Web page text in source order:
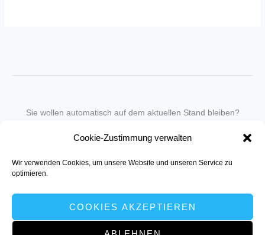
Cookie-Zustimmung verwalten
Wir verwenden Cookies, um unsere Website und unseren Service zu
optimieren.
COOKIES AKZEPTIEREN
Sie wollen automatisch auf dem aktuellen Stand bleiben?
in unseren Newsletter-Service auf.
Senden Sie für ein Angebot einfach eine